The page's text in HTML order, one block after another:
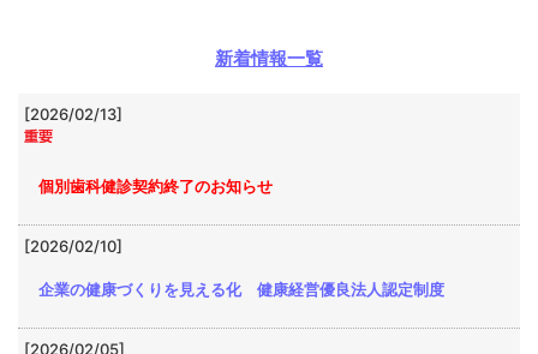
る質問
新着情報一覧
[2026/02/13]
個別歯科健診契約終了のお知らせ
[2026/02/10]
企業の健康づくりを見える化 健康経営優良法人認定制度
[2026/02/05]